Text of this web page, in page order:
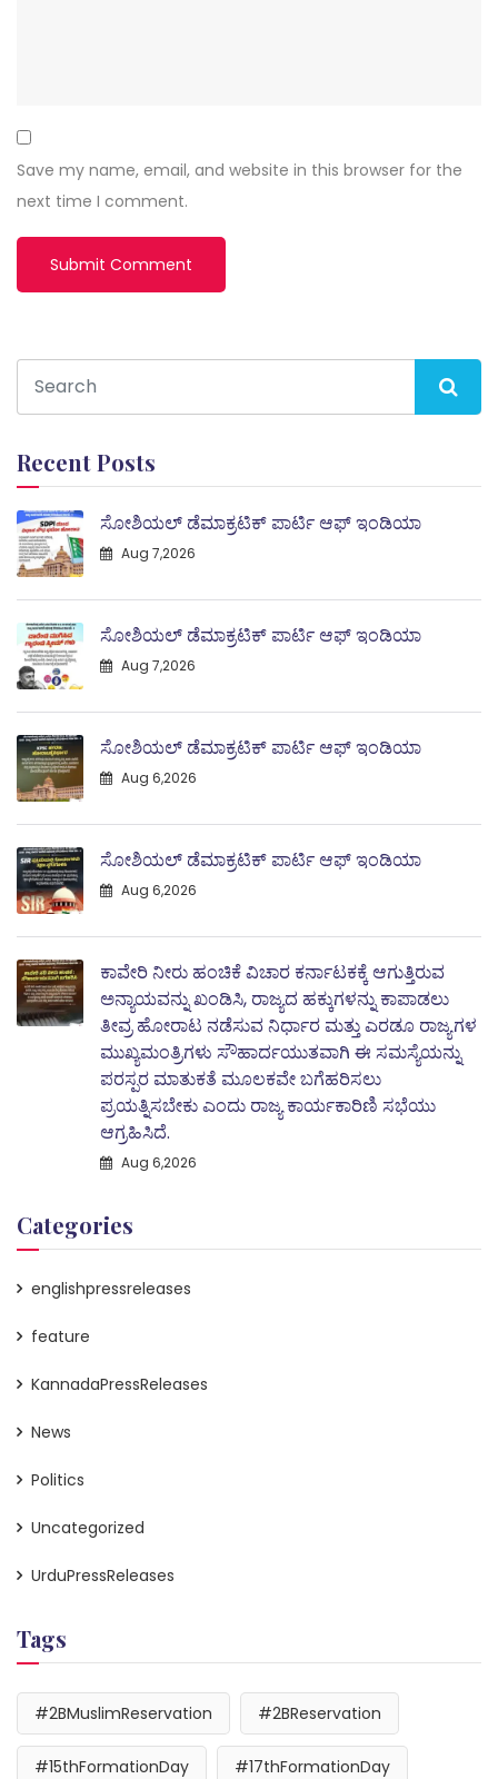
Save my name, email, and website in this browser for the
next time I comment.
Recent Posts
ಸೋಶಿಯಲ್ ಡೆಮಾಕ್ರಟಿಕ್ ಪಾರ್ಟಿ ಆಫ್ ಇಂಡಿಯಾ
Aug 7,2026
ಸೋಶಿಯಲ್ ಡೆಮಾಕ್ರಟಿಕ್ ಪಾರ್ಟಿ ಆಫ್ ಇಂಡಿಯಾ
Aug 7,2026
ಸೋಶಿಯಲ್ ಡೆಮಾಕ್ರಟಿಕ್ ಪಾರ್ಟಿ ಆಫ್ ಇಂಡಿಯಾ
Aug 6,2026
ಸೋಶಿಯಲ್ ಡೆಮಾಕ್ರಟಿಕ್ ಪಾರ್ಟಿ ಆಫ್ ಇಂಡಿಯಾ
Aug 6,2026
ಕಾವೇರಿ ನೀರು ಹಂಚಿಕೆ ವಿಚಾರ ಕರ್ನಾಟಕಕ್ಕೆ ಆಗುತ್ತಿರುವ
ಅನ್ಯಾಯವನ್ನು ಖಂಡಿಸಿ, ರಾಜ್ಯದ ಹಕ್ಕುಗಳನ್ನು ಕಾಪಾಡಲು
ತೀವ್ರ ಹೋರಾಟ ನಡೆಸುವ ನಿರ್ಧಾರ ಮತ್ತು ಎರಡೂ ರಾಜ್ಯಗಳ
ಮುಖ್ಯಮಂತ್ರಿಗಳು ಸೌಹಾರ್ದಯುತವಾಗಿ ಈ ಸಮಸ್ಯೆಯನ್ನು
ಪರಸ್ಪರ ಮಾತುಕತೆ ಮೂಲಕವೇ ಬಗೆಹರಿಸಲು
ಪ್ರಯತ್ನಿಸಬೇಕು ಎಂದು ರಾಜ್ಯ ಕಾರ್ಯಕಾರಿಣಿ ಸಭೆಯು
ಆಗ್ರಹಿಸಿದೆ.
Aug 6,2026
Categories
englishpressreleases
feature
KannadaPressReleases
News
Politics
Uncategorized
UrduPressReleases
Tags
#2BMuslimReservation #2BReservation
#15thFormationDay #17thFormationDay